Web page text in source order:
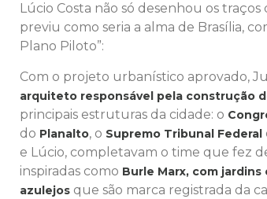
Lúcio Costa não só desenhou os
previu como seria a alma de Brasília,
Plano Piloto”:
Com o projeto urbanístico aprovado,
arquiteto responsável pela construção
principais estruturas da cidade: o
do Planalto, o Supremo Tribunal Federal
e Lúcio, completavam o time que fez
inspiradas como Burle Marx, com jardins
azulejos que são marca registrada da